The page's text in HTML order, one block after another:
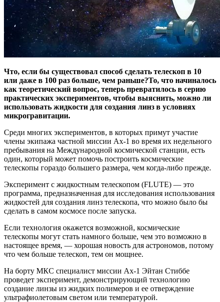
Что, если бы существовал способ сделать телескоп в 10
или даже в 100 раз больше, чем раньше?То, что начиналось
как теоретический вопрос, теперь превратилось в серию
практических экспериментов, чтобы выяснить, можно ли
использовать жидкости для создания линз в условиях
микрогравитации.
Среди многих экспериментов, в которых примут участие
члены экипажа частной миссии Ax-1 во время их недельного
пребывания на Международной космической станции, есть
один, который может помочь построить космические
телескопы гораздо большего размера, чем когда-либо прежде.
Эксперимент с жидкостным телескопом (FLUTE) — это
программа, предназначенная для исследования использования
жидкостей для создания линз телескопа, что можно было бы
сделать в самом космосе после запуска.
Если технология окажется возможной, космические
телескопы могут стать намного больше, чем это возможно в
настоящее время, — хорошая новость для астрономов, потому
что чем больше телескоп, тем он мощнее.
На борту МКС специалист миссии Ax-1 Эйтан Стиббе
проведет эксперимент, демонстрирующий технологию
создание линзы из жидких полимеров и ее отверждение
ультрафиолетовым светом или температурой.